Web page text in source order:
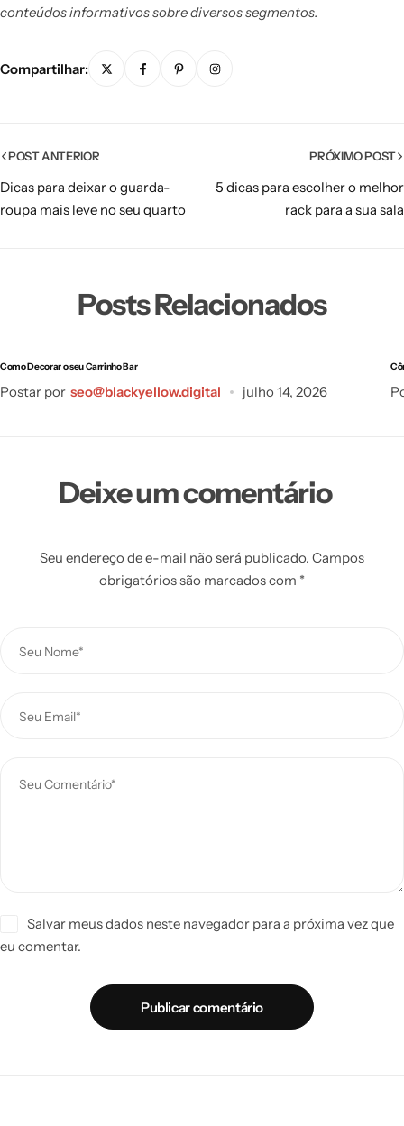
conteúdos informativos sobre diversos segmentos.
Compartilhar:
POST ANTERIOR
Dicas para deixar o guarda-
roupa mais leve no seu quarto
PRÓXIMO POST
5 dicas para escolher o melhor
rack para a sua sala
Posts Relacionados
Como Decorar o seu Carrinho Bar
Postar por seo@blackyellow.digital julho 14, 2026
Deixe um comentário
Seu endereço de e-mail não será publicado. Campos
obrigatórios são marcados com *
Salvar meus dados neste navegador para a próxima vez que
eu comentar.
Publicar comentário